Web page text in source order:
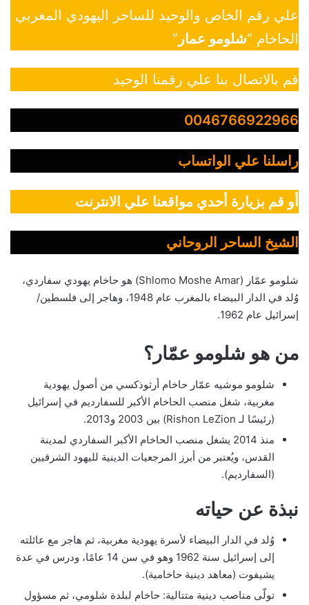
علي رقم الخاص والوحيد للساحر اليهودي المغربي
الحاخام “شلومو عمار ”
قم بالاتصال بنا علي رقمنا الوحيد
0046766922966
راسلنا علي الواتساب
أو قم بزيارة أحدي مواقعنا علي الانترنت
الشيخ الساحر الروحاني
شلومو عمّار (Shlomo Moshe Amar) هو حاخام يهودي سفاردي،
وُلد في الدار البيضاء بالمغرب عام 1948، وهاجر إلى فلسطين/
إسرائيل عام 1962.
من هو شلومو عمّار؟
شلومو موشيه عمّار حاخام أرثوذكسي من أصول يهودية
مغربية، شغل منصب الحاخام الأكبر للسفارديم في إسرائيل
(رئيسًا لـ Rishon LeZion) بين 2003 و2013.
منذ 2014 يشغل منصب الحاخام الأكبر السفاردي لمدينة
القدس، ويُعتبر من أبرز المرجعيات الدينية لليهود الشرقيين
(السفارديم).
نبذة عن حياته
وُلد في الدار البيضاء لأسرة يهودية مغربية، ثم هاجر مع عائلته
إلى إسرائيل سنة 1962 وهو في سن 14 عامًا، ودرس في عدة
يشيفوت (معاهد دينية حاخامية).
تولّى مناصب دينية متتالية: حاخام لبلدة شلومي، ثم مسؤول